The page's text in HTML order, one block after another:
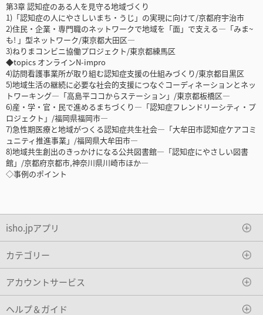
第3章 認知症のある人を見守る地域づくり
1)「認知症の人にやさしいまち・うじ」の実現に向けて/京都府宇治市
2)住民・企業・専門職のネットワークで地域を「面」で支える―「みま~
も! 」型ネットワーク/東京都大田区―
3)ねりまコンビニ協働プロジェクト/東京都練馬区
◆topics オンラインN-impro
4)訪問看護事業所が取り組む認知症支援の仕組みづくり/東京都目黒区
5)地域生活の継続に必要な社会的支援につなぐコーディネーションとネッ
トワーキング―「高島平ココからステーション」/東京都板橋区―
6)産・学・官・民で進めるまちづくり―「認知症フレンドリーシティ・プ
ロジェクト」/福岡県福岡市―
7)急性期医療と地域がつくる認知症共生社会―「大牟田市認知症ケアコミ
ュニティ推進事業」/福岡県大牟田市―
8)地域共生創出のきっかけになる公共図書館―「認知症にやさしい図書
館」/京都府京都市,神奈川県川崎市ほか―
◇事例のポイント
isho.jpアプリ
カテゴリー
アカウントサービス
ヘルプ＆ガイド